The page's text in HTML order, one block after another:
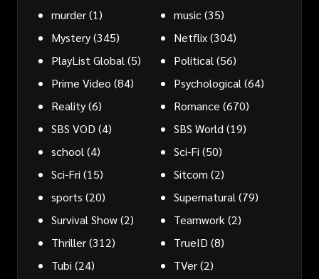
murder(1) music(35)
Mystery(345) Netflix(304)
PlayList Global (5) Political (56)
Prime Video (84) Psychological (64)
Reality(6) Romance (670)
SBS VOD (4) SBS World (19)
school (4) Sci-Fi (50)
Sci-Fri (15) Sitcom (2)
sports (20) Supernatural (79)
Survival Show(2) Teamwork (2)
Thriller(312) TrueID (8)
Tubi (24) TVer(2)